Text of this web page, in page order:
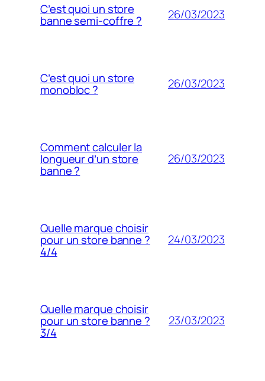
C’est quoi un store
banne semi-coffre ? 26/03/2023
C’est quoi un store
monobloc ? 26/03/2023
Comment calculer la
longueur d’un store
banne ?
26/03/2023
Quelle marque choisir
pour un store banne ?
4/4
24/03/2023
Quelle marque choisir
pour un store banne ?
3/4
23/03/2023